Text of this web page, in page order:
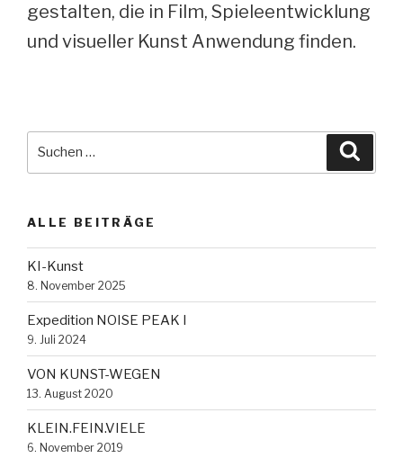
gestalten, die in Film, Spieleentwicklung
und visueller Kunst Anwendung finden.
ALLE BEITRÄGE
KI-Kunst
8. November 2025
Expedition NOISE PEAK I
9. Juli 2024
VON KUNST-WEGEN
13. August 2020
KLEIN.FEIN.VIELE
6. November 2019